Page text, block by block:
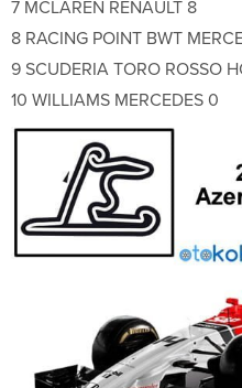
7 MCLAREN RENAULT 8
8 RACING POINT BWT
9 SCUDERIA TORO ROSSO
10 WILLIAMS MERCEDES 0